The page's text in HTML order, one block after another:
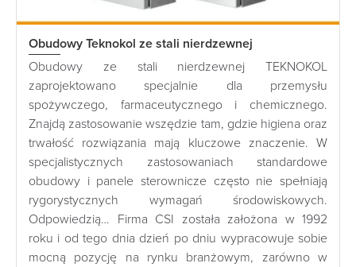
Obudowy Teknokol ze stali nierdzewnej
Obudowy ze stali nierdzewnej TEKNOKOL
zaprojektowano specjalnie dla przemysłu
spożywczego, farmaceutycznego i chemicznego.
Znajdą zastosowanie wszędzie tam, gdzie higiena oraz
trwałość rozwiązania mają kluczowe znaczenie. W
specjalistycznych zastosowaniach standardowe
obudowy i panele sterownicze często nie spełniają
rygorystycznych wymagań środowiskowych.
Odpowiedzią… Firma CSI została założona w 1992
roku i od tego dnia dzień po dniu wypracowuje sobie
mocną pozycję na rynku branżowym, zarówno w